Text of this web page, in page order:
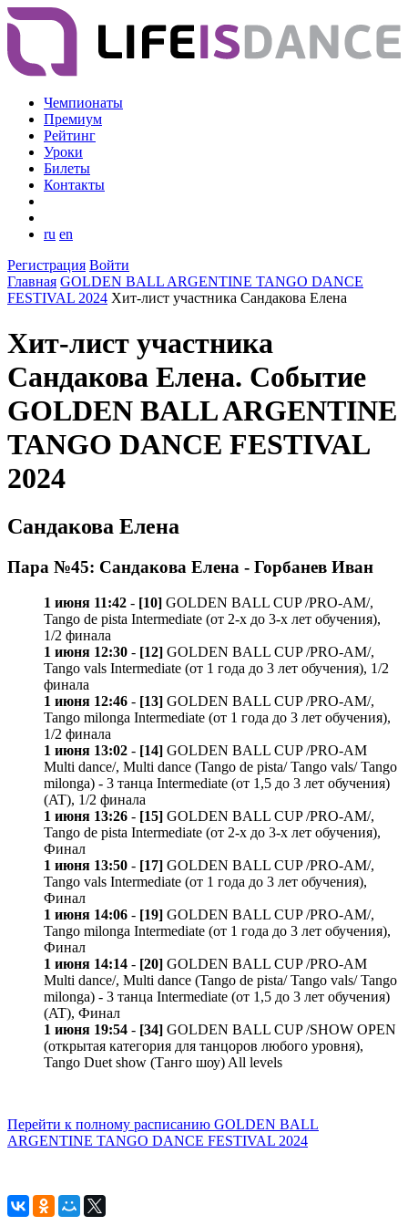
Чемпионаты
Премиум
Рейтинг
Уроки
Билеты
Контакты
ru en
Регистрация Войти
Главная GOLDEN BALL ARGENTINE TANGO DANCE
FESTIVAL 2024 Хит-лист участника Сандакова Елена
Хит-лист участника
Сандакова Елена. Событие
GOLDEN BALL ARGENTINE
TANGO DANCE FESTIVAL
2024
Сандакова Елена
Пара №45: Сандакова Елена - Горбанев Иван
1 июня 11:42 - [10] GOLDEN BALL CUP /PRO-AM/,
Tango de pista Intermediate (от 2-х до 3-х лет обучения),
1/2 финала
1 июня 12:30 - [12] GOLDEN BALL CUP /PRO-AM/,
Tango vals Intermediate (от 1 года до 3 лет обучения), 1/2
финала
1 июня 12:46 - [13] GOLDEN BALL CUP /PRO-AM/,
Tango milonga Intermediate (от 1 года до 3 лет обучения),
1/2 финала
1 июня 13:02 - [14] GOLDEN BALL CUP /PRO-AM
Multi dance/, Multi dance (Tango de pista/ Tango vals/ Tango
milonga) - 3 танца Intermediate (от 1,5 до 3 лет обучения)
(AT), 1/2 финала
1 июня 13:26 - [15] GOLDEN BALL CUP /PRO-AM/,
Tango de pista Intermediate (от 2-х до 3-х лет обучения),
Финал
1 июня 13:50 - [17] GOLDEN BALL CUP /PRO-AM/,
Tango vals Intermediate (от 1 года до 3 лет обучения),
Финал
1 июня 14:06 - [19] GOLDEN BALL CUP /PRO-AM/,
Tango milonga Intermediate (от 1 года до 3 лет обучения),
Финал
1 июня 14:14 - [20] GOLDEN BALL CUP /PRO-AM
Multi dance/, Multi dance (Tango de pista/ Tango vals/ Tango
milonga) - 3 танца Intermediate (от 1,5 до 3 лет обучения)
(AT), Финал
1 июня 19:54 - [34] GOLDEN BALL CUP /SHOW OPEN
(открытая категория для танцоров любого уровня),
Tango Duet show (Танго шоу) All levels
Перейти к полному расписанию GOLDEN BALL
ARGENTINE TANGO DANCE FESTIVAL 2024